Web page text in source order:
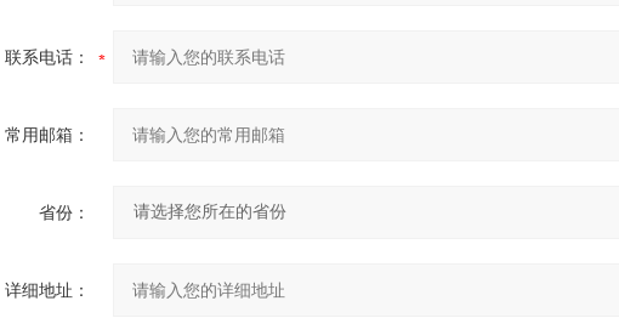
联系电话：
常用邮箱：
省份：
详细地址：